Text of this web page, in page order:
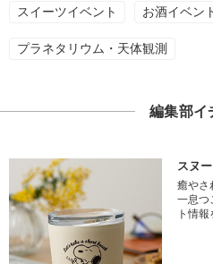
スイーツイベント お酒イベン
プラネタリウム・天体観測
編集部イ
スヌ
癒やさ
一息つ
ト情